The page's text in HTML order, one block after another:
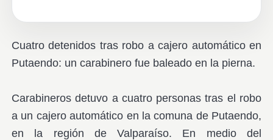
Cuatro detenidos tras robo a cajero automático en
Putaendo: un carabinero fue baleado en la pierna.
Carabineros detuvo a cuatro personas tras el robo
a un cajero automático en la comuna de Putaendo,
en la región de Valparaíso. En medio del